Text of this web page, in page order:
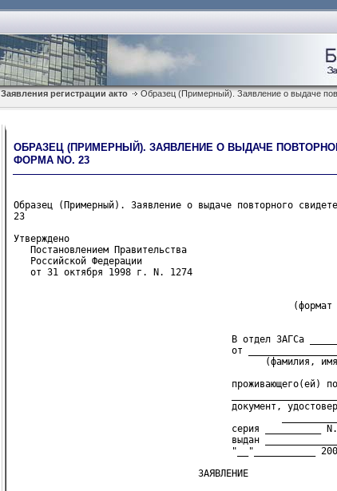
Заявления регистрации акто
Образец (Примерный). Заявление о выдаче
ОБРАЗЕЦ (ПРИМЕРНЫЙ). ЗАЯВЛЕНИЕ О ВЫДАЧЕ
ФОРМА NO. 23
Образец (Примерный). Заявление о выдаче повторного
23
Утверждено
Постановлением Правительства
Российской Федерации
от 31 октября 1998 г. N. 1274
Форма N.
(формат 105 х 148
В отдел ЗАГСа
от
(фамилия, имя,
проживающего(ей) по адресу
документ, удостоверяющий
серия __________ N.
выдан
"__"___________ 200_
ЗАЯВЛЕНИЕ